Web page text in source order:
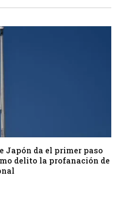
Japón da el primer paso
delito la profanación de